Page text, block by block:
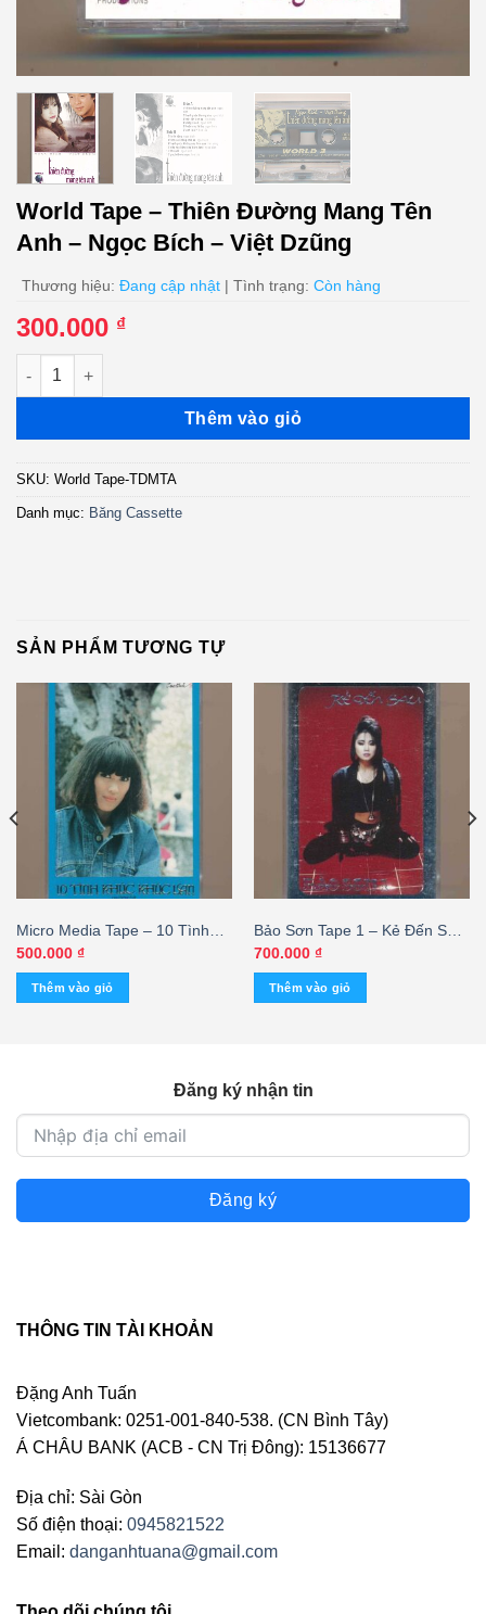
World Tape – Thiên Đường Mang Tên
Anh – Ngọc Bích – Việt Dzũng
Thương hiệu: Đang cập nhật | Tình trạng: Còn hàng
300.000 ₫
World Tape - Thiên Đường Mang Tên Anh - Ngọc Bích - Việt
Thêm vào giỏ
SKU: World Tape-TDMTA
Danh mục: Băng Cassette
SẢN PHẨM TƯƠNG TỰ
Micro Media Tape – 10 Tình
Khúc Khúc Lan – Julie – Duy
Quang – Khúc Lan (KGAN) –
cái
500.000 ₫
Thêm vào giỏ
Bảo Sơn Tape 1 – Kẻ Đến Sau
(KGTUS)
700.000 ₫
Thêm vào giỏ
Đăng ký nhận tin
Đăng ký
THÔNG TIN TÀI KHOẢN
Đặng Anh Tuấn
Vietcombank: 0251-001-840-538. (CN Bình Tây)
Á CHÂU BANK (ACB - CN Trị Đông): 15136677
Địa chỉ: Sài Gòn
Số điện thoại: 0945821522
Email: danganhtuana@gmail.com